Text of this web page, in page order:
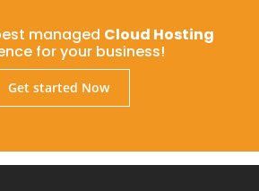
managed Cloud Hosting
for your business!
Get started Now